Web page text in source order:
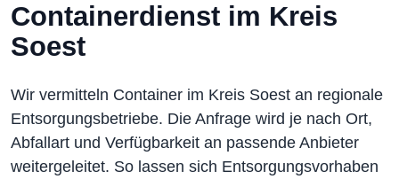
Containerdienst im Kreis
Soest
Wir vermitteln Container im Kreis Soest an regionale
Entsorgungsbetriebe. Die Anfrage wird je nach Ort,
Abfallart und Verfügbarkeit an passende Anbieter
weitergeleitet. So lassen sich Entsorgungsvorhaben